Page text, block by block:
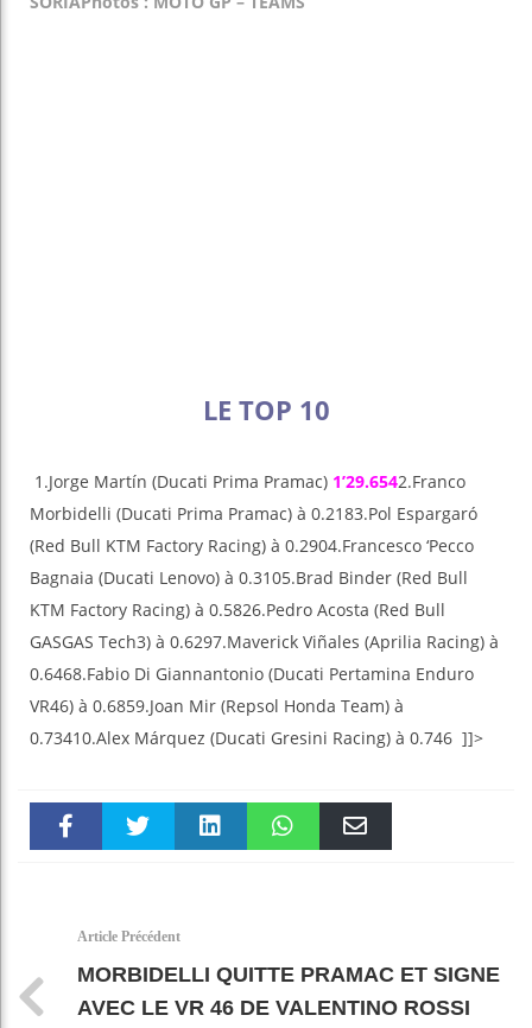
LE TOP 10
1.Jorge Martín (Ducati Prima Pramac) 1’29.6542.Franco
Morbidelli (Ducati Prima Pramac) à 0.2183.Pol Espargaró
(Red Bull KTM Factory Racing) à 0.2904.Francesco ‘Pecco
Bagnaia (Ducati Lenovo) à 0.3105.Brad Binder (Red Bull
KTM Factory Racing) à 0.5826.Pedro Acosta (Red Bull
GASGAS Tech3) à 0.6297.Maverick Viñales (Aprilia Racing) à
0.6468.Fabio Di Giannantonio (Ducati Pertamina Enduro
VR46) à 0.6859.Joan Mir (Repsol Honda Team) à
0.73410.Alex Márquez (Ducati Gresini Racing) à 0.746 ]]>
Article Précédent
MORBIDELLI QUITTE PRAMAC ET SIGNE
AVEC LE VR 46 DE VALENTINO ROSSI